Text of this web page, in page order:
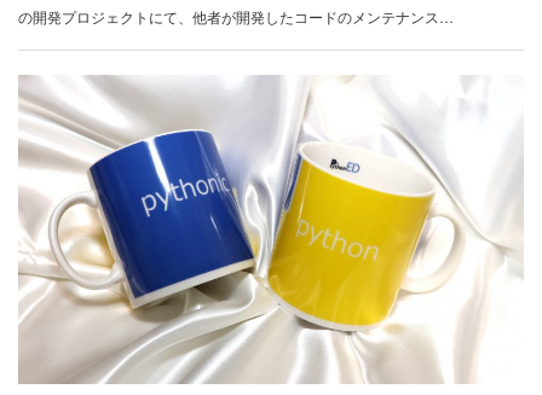
の開発プロジェクトにて、他者が開発したコードのメンテナンス…